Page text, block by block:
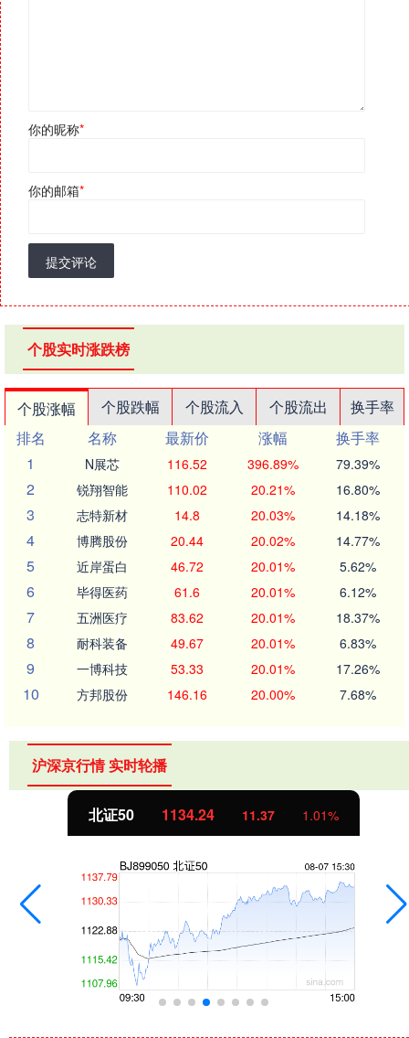
你的昵称*
你的邮箱*
提交评论
个股实时涨跌榜
个股涨幅 个股跌幅 个股流入 个股流出
换手率
排名
名称 最新价 涨幅
换手率
1
N展芯 116.52 396.89% 79.39%
2 锐翔智能 110.02 20.21% 16.80%
3 志特新材 14.8 20.03% 14.18%
4 博腾股份 20.44 20.02% 14.77%
5 近岸蛋白 46.72 20.01% 5.62%
6 毕得医药 61.6 20.01% 6.12%
7 五洲医疗 83.62 20.01% 18.37%
8 耐科装备 49.67 20.01% 6.83%
9 一博科技 53.33 20.01% 17.26%
10 方邦股份 146.16 20.00% 7.68%
沪深京行情 实时轮播
北证50 1134.24 11.37 1.01%